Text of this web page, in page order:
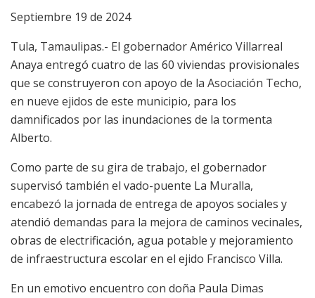
Septiembre 19 de 2024
Tula, Tamaulipas.- El gobernador Américo Villarreal
Anaya entregó cuatro de las 60 viviendas provisionales
que se construyeron con apoyo de la Asociación Techo,
en nueve ejidos de este municipio, para los
damnificados por las inundaciones de la tormenta
Alberto.
Como parte de su gira de trabajo, el gobernador
supervisó también el vado-puente La Muralla,
encabezó la jornada de entrega de apoyos sociales y
atendió demandas para la mejora de caminos vecinales,
obras de electrificación, agua potable y mejoramiento
de infraestructura escolar en el ejido Francisco Villa.
En un emotivo encuentro con doña Paula Dimas